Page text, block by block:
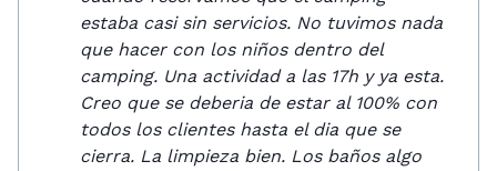
estaba casi sin servicios. No tuvimos nada
que hacer con los niños dentro del
camping. Una actividad a las 17h y ya esta.
Creo que se deberia de estar al 100% con
todos los clientes hasta el dia que se
cierra. La limpieza bien. Los baños algo